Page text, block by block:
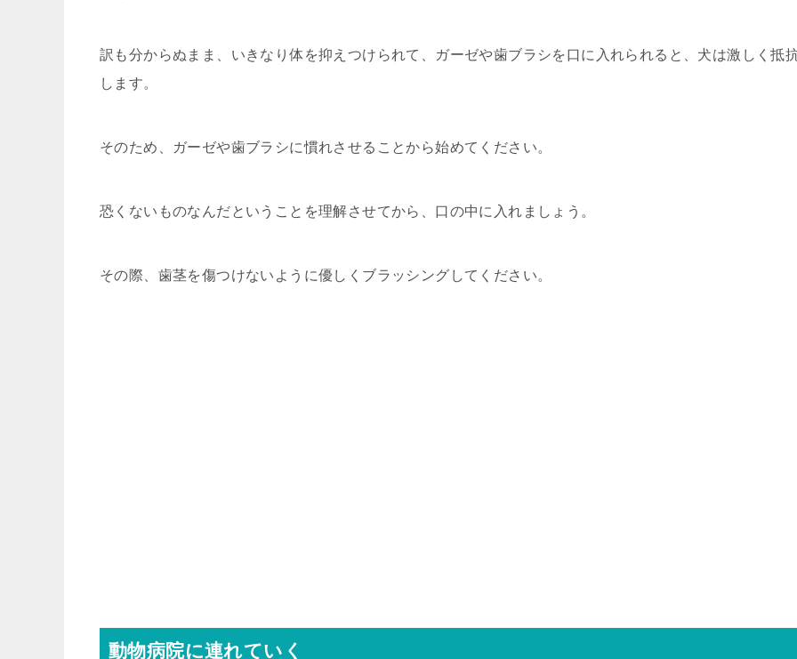
訳も分からぬまま、いきなり体を抑えつけられて、ガーゼや歯ブラシを口に入れられると、犬は激しく抵
します。
そのため、ガーゼや歯ブラシに慣れさせることから始めてください。
恐くないものなんだということを理解させてから、口の中に入れましょう。
その際、歯茎を傷つけないように優しくブラッシングしてください。
動物病院に連れていく